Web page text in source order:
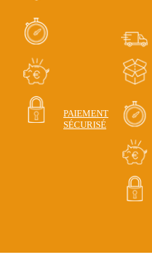
PAIEMENT
SÉCURISÉ